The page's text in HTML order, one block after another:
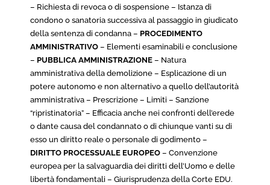
– Richiesta di revoca o di sospensione – Istanza di
condono o sanatoria successiva al passaggio in giudicato
della sentenza di condanna – PROCEDIMENTO
AMMINISTRATIVO – Elementi esaminabili e conclusione
– PUBBLICA AMMINISTRAZIONE – Natura
amministrativa della demolizione – Esplicazione di un
potere autonomo e non alternativo a quello dell’autorità
amministrativa – Prescrizione – Limiti – Sanzione
“ripristinatoria” – Efficacia anche nei confronti dell’erede
o dante causa del condannato o di chiunque vanti su di
esso un diritto reale o personale di godimento –
DIRITTO PROCESSUALE EUROPEO – Convenzione
europea per la salvaguardia dei diritti dell’Uomo e delle
libertà fondamentali – Giurisprudenza della Corte EDU.